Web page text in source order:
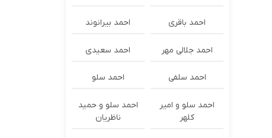
احمد باقری احمد بیرانوند
احمد جلالی مهر احمد سعیدی
احمد سلفی احمد سلو
احمد سلو و امیر
کلهر
احمد سلو و حمید
ناظریان